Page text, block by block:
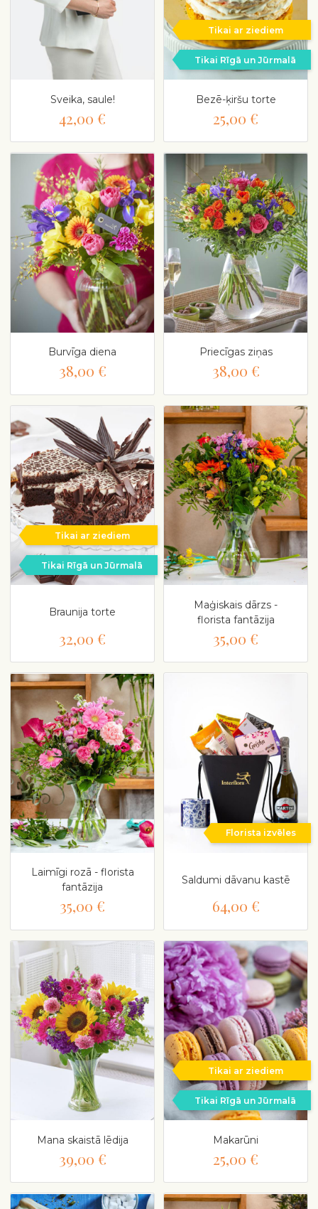
Sveika, saule!
42,00 €
Tikai ar ziediem
Tikai Rīgā un Jūrmalā
Bezē-ķiršu torte
25,00 €
Burvīga diena
38,00 €
Priecīgas ziņas
38,00 €
Tikai ar ziediem
Tikai Rīgā un Jūrmalā
Braunija torte
32,00 €
Maģiskais dārzs -
florista fantāzija
35,00 €
Laimīgi rozā - florista
fantāzija
35,00 €
Florista izvēles
Saldumi dāvanu kastē
64,00 €
Mana skaistā lēdija
39,00 €
Tikai ar ziediem
Tikai Rīgā un Jūrmalā
Makarūni
25,00 €